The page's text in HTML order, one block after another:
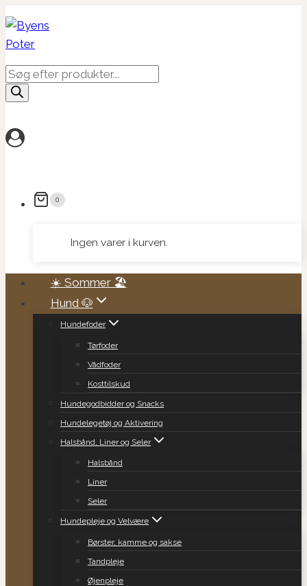
Fortsæt
indhold
Products
search
0
Ingen varer i kurven.
☀️ Sommer 🏖️
Hund 🐶
Hundefoder
Tørfoder
Vådfoder
Kosttilskud
Hundegodbidder og Snacks
Hundelegetøj og Aktivering
Halsbånd, Liner og Seler
Halsbånd
Liner
Seler
Hundepleje og Velvære
Børster, kamme og sakse
Tandpleje
Øjenpleje